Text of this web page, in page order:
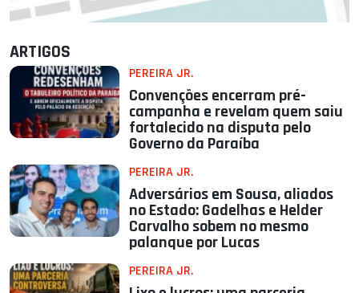
ARTIGOS
PEREIRA JR.
Convenções encerram pré-
campanha e revelam quem saiu
fortalecido na disputa pelo
Governo da Paraíba
PEREIRA JR.
Adversários em Sousa, aliados
no Estado: Gadelhas e Helder
Carvalho sobem no mesmo
palanque por Lucas
PEREIRA JR.